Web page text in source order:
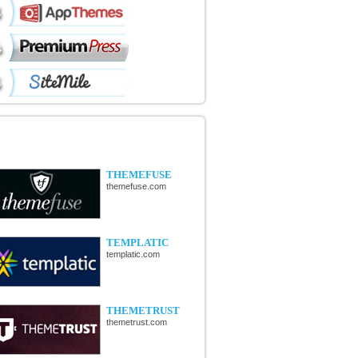
THEMEFUSE
themefuse.com
TEMPLATIC
templatic.com
THEMETRUST
themetrust.com